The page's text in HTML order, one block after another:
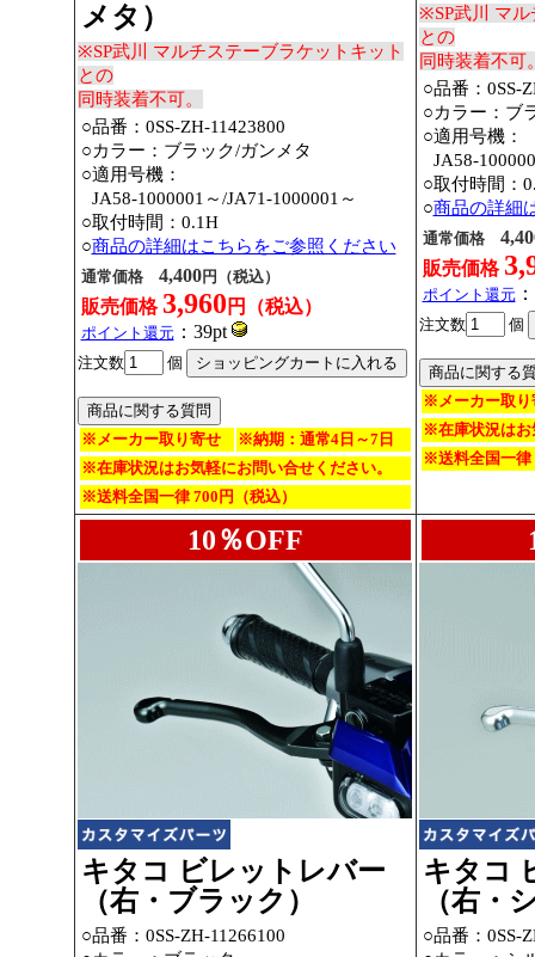
メタ）
※SP武川 マルチステーブラケットキット
との
同時装着不可。
○品番：0SS-ZH-11423800
○カラー：ブラック/ガンメタ
○適用号機：
JA58-1000001～/JA71-1000001～
○取付時間：0.1H
○商品の詳細はこちらをご参照ください
通常価格 4,400円（税込）
販売価格 3,960 円（税込）
ポイント還元：39pt
注文数 個
※メーカー取り寄せ
※納期：通常4日～7日
※在庫状況はお気軽にお問い合せください。
※送料全国一律 700円（税込）
※SP武川 マ
との
同時装着不可
○品番：0SS-
○カラー：ブ
○適用号機：
JA58-
○取付時間：
○商品の詳細
通常価格
販売価格
ポイント還元
注文数 個
※メーカー取り
※在庫状況はお
※送料全国一律
10％OFF
キタコ ビレットレバー
（右・ブラック）
○品番：0SS-ZH-11266100
キタコ
（右・
○品番：0SS-